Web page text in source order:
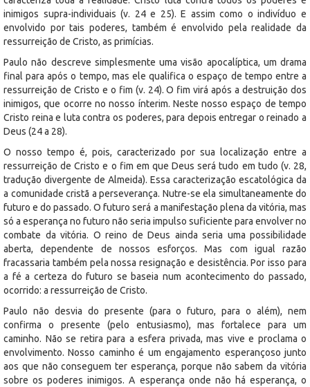
inimigos supra-individuais (v. 24 e 25). E assim como o indivíduo e
envolvido por tais poderes, também é envolvido pela realidade da
ressurreição de Cristo, as primícias.
Paulo não descreve simplesmente uma visão apocalíptica, um drama
final para após o tempo, mas ele qualifica o espaço de tempo entre a
ressurreição de Cristo e o fim (v. 24). O fim virá após a destruição dos
inimigos, que ocorre no nosso ínterim. Neste nosso espaço de tempo
Cristo reina e luta contra os poderes, para depois entregar o reinado a
Deus (24 a 28).
O nosso tempo é, pois, caracterizado por sua localização entre a
ressurreição de Cristo e o fim em que Deus será tudo em tudo (v. 28,
tradução divergente de Almeida). Essa caracterização escatológica da
a comunidade cristã a perseverança. Nutre-se ela simultaneamente do
futuro e do passado. O futuro será a manifestação plena da vitória, mas
só a esperança no futuro não seria impulso suficiente para envolver no
combate da vitória. O reino de Deus ainda seria uma possibilidade
aberta, dependente de nossos esforços. Mas com igual razão
fracassaria também pela nossa resignação e desistência. Por isso para
a fé a certeza do futuro se baseia num acontecimento do passado,
ocorrido: a ressurreição de Cristo.
Paulo não desvia do presente (para o futuro, para o além), nem
confirma o presente (pelo entusiasmo), mas fortalece para um
caminho. Não se retira para a esfera privada, mas vive e proclama o
envolvimento. Nosso caminho é um engajamento esperançoso junto
aos que não conseguem ter esperança, porque não sabem da vitória
sobre os poderes inimigos. A esperança onde não há esperança, o